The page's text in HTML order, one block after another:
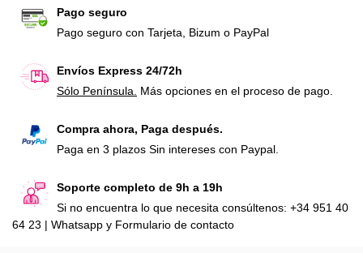
Pago seguro
Pago seguro con Tarjeta, Bizum o PayPal
Envíos Express 24/72h
Sólo Península.
Más opciones en el proceso de pago.
Compra ahora, Paga después.
Paga en 3 plazos Sin intereses con Paypal.
Soporte completo de 9h a 19h
Si no encuentra lo que necesita consúltenos: +34 951 40
64 23 | Whatsapp y Formulario de contacto